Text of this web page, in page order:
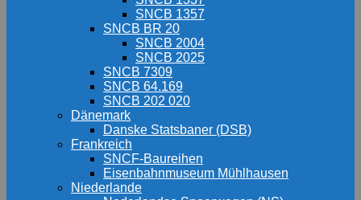
SNCB 1357
SNCB BR 20
SNCB 2004
SNCB 2025
SNCB 7309
SNCB 64.169
SNCB 202 020
Dänemark
Danske Statsbaner (DSB)
Frankreich
SNCF-Baureihen
Eisenbahnmuseum Mühlhausen
Niederlande